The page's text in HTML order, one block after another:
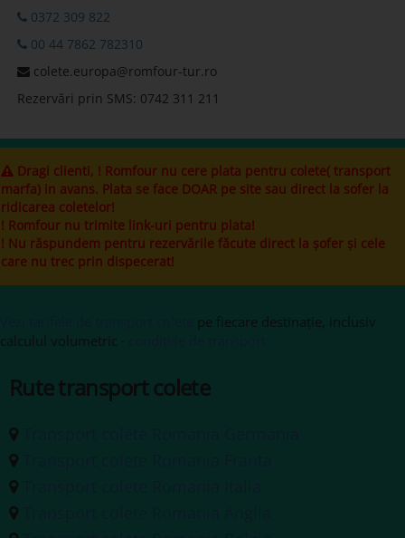
0372 309 822
00 44 7862 782310
colete.europa@romfour-tur.ro
Rezervări prin SMS: 0742 311 211
Dragi clienti, ! Romfour nu cere plata pentru colete( transport
marfa) in avans. Plata se face DOAR pe site sau direct la sofer la
ridicarea coletelor!
! Romfour nu trimite link-uri pentru plata!
! Nu răspundem pentru rezervările făcute direct la șofer și cele
care nu trec prin dispecerat!
pe fiecare destinație, inclusiv
calculul volumetric ·
Rute transport colete